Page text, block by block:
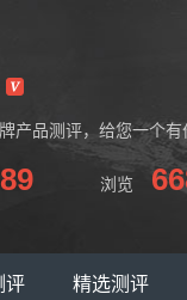
产品测评，给您一个有
浏览
评 精选测评